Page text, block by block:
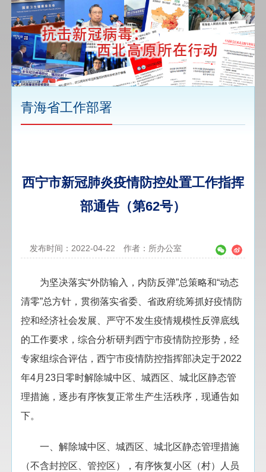
青海省工作部署
西宁市新冠肺炎疫情防控处置工作指挥
部通告（第62号）
发布时间：2022-04-22作者：所办公室
为坚决落实“外防输入，内防反弹”总策略和“动态
清零”总方针，贯彻落实省委、省政府统筹抓好疫情防
控和经济社会发展、严守不发生疫情规模性反弹底线
的工作要求，综合分析研判西宁市疫情防控形势，经
专家组综合评估，西宁市疫情防控指挥部决定于2022
年4月23日零时解除城中区、城西区、城北区静态管
理措施，逐步有序恢复正常生产生活秩序，现通告如
下。
一、解除城中区、城西区、城北区静态管理措施
（不含封控区、管控区），有序恢复小区（村）人员